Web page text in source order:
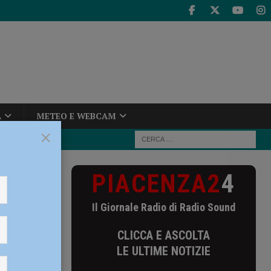
METEO E WEBCAM
aperto il
PIACENZA24
Il Giornale Radio di Radio Sound
CLICCA E ASCOLTA
LE ULTIME NOTIZIE
×